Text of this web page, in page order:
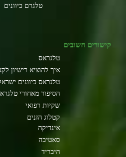
טלגרם כיוונים
קישורים חשובים
טלגראס
איך להוציא רישיון
טלגראס כיוונים
הסיפור מאחורי
שקיות רפואי
קטלוג הזנים
אינדיקה
סאטיבה
היבריד